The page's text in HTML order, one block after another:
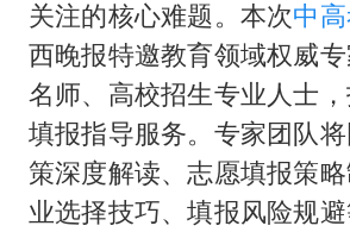
关注的核心难题。本次中
西晚报特邀教育领域权威
名师、高校招生专业人士
填报指导服务。专家团队
策深度解读、志愿填报策
业选择技巧、填报风险规避